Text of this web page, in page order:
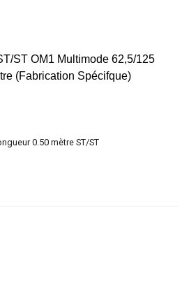
ST OM1 Multimode 62,5/125
(Fabrication Spécifque)
0.50 mètre ST/ST